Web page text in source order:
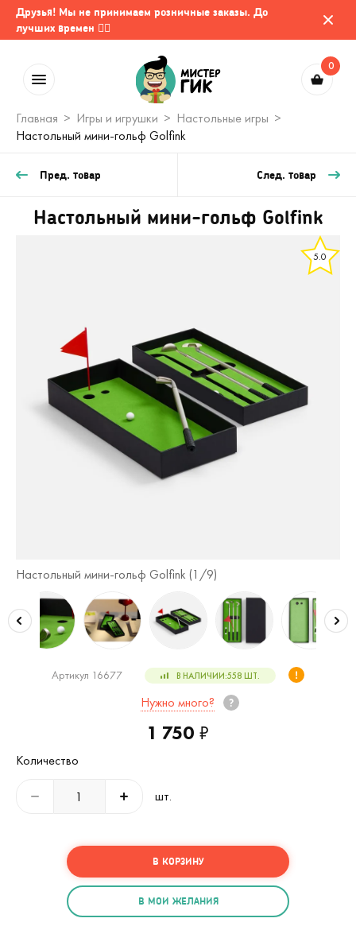
Друзья! Мы не принимаем розничные заказы. До
лучших времен 🤷‍♂️
0
Главная Игры и игрушки
Настольные игры
Настольный мини-гольф Golfink
Пред. товар След. товар
Настольный мини-гольф Golfink
5.0
Настольный мини-гольф Golfink (1 /9)
Артикул 16677 В НАЛИЧИИ:558 ШТ.
Нужно много?
1 750 ₽
Количество
шт.
В КОРЗИНУ
В МОИ ЖЕЛАНИЯ